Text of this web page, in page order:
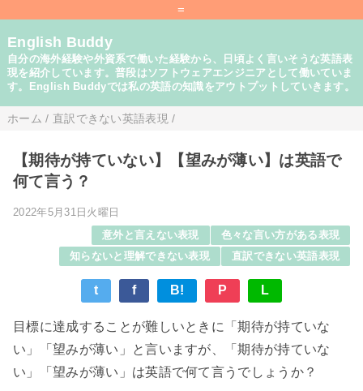
=
English Buddy
自分の海外経験や外資系で働いた経験から、日頃よく言いそうな英語表
現を紹介しています。普段はソフトウェアエンジニアとして働いていま
す。English Buddyでは私の英語の知識をアウトプットしていきます。
ホーム / 直訳できない英語表現 /
【期待が持ていない】【望みが薄い】は英語で
何て言う？
2022年5月31日火曜日
意外と言えない表現
色々な言い方がある表現
知らないと理解できない表現
直訳できない英語表現
t f B! P L
目標に達成することが難しいときに「期待が持ていな
い」「望みが薄い」と言いますが、「期待が持ていな
い」「望みが薄い」は英語で何て言うでしょうか？